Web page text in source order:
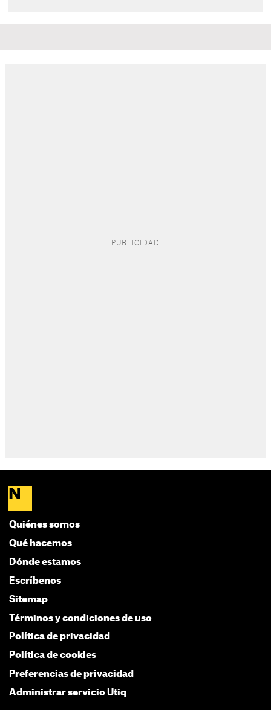
Quiénes somos
Qué hacemos
Dónde estamos
Escríbenos
Sitemap
Términos y condiciones de uso
Política de privacidad
Política de cookies
Preferencias de privacidad
Administrar servicio Utiq